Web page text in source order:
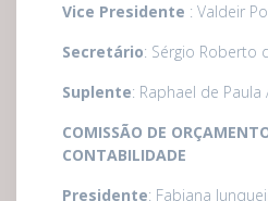
Vice Presidente : Valdeir
Secretário: Sérgio Roberto
Suplente: Raphael de Paula
COMISSÃO DE
CONTABILIDADE
Presidente: Fabiana